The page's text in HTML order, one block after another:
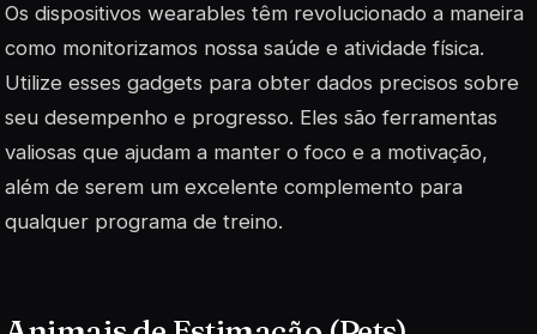
Os dispositivos wearables têm revolucionado a maneira
como monitorizamos nossa saúde e atividade física.
Utilize esses gadgets para obter dados precisos sobre
seu desempenho e progresso. Eles são ferramentas
valiosas que ajudam a manter o foco e a motivação,
além de serem um excelente complemento para
qualquer programa de treino.